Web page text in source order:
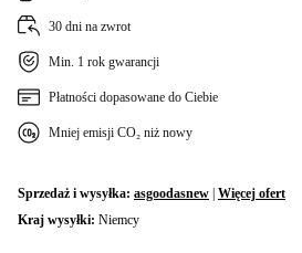
30 dni na zwrot
Min. 1 rok gwarancji
Płatności dopasowane do Ciebie
Mniej emisji CO₂ niż nowy
Sprzedaż i wysyłka: asgoodasnew Więcej ofert
Kraj wysyłki: Niemcy